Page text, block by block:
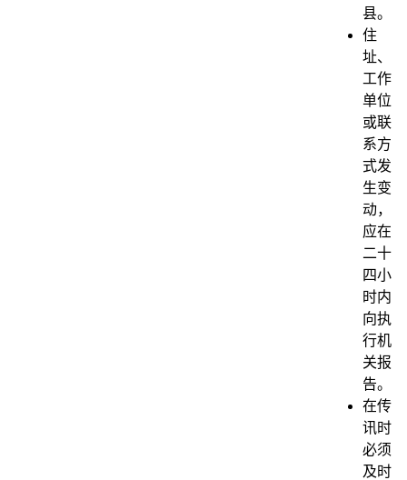
县。
住
址、
工作
单位
或联
系方
式发
生变
动，
应在
二十
四小
时内
向执
行机
关报
告。
在传
讯时
必须
及时